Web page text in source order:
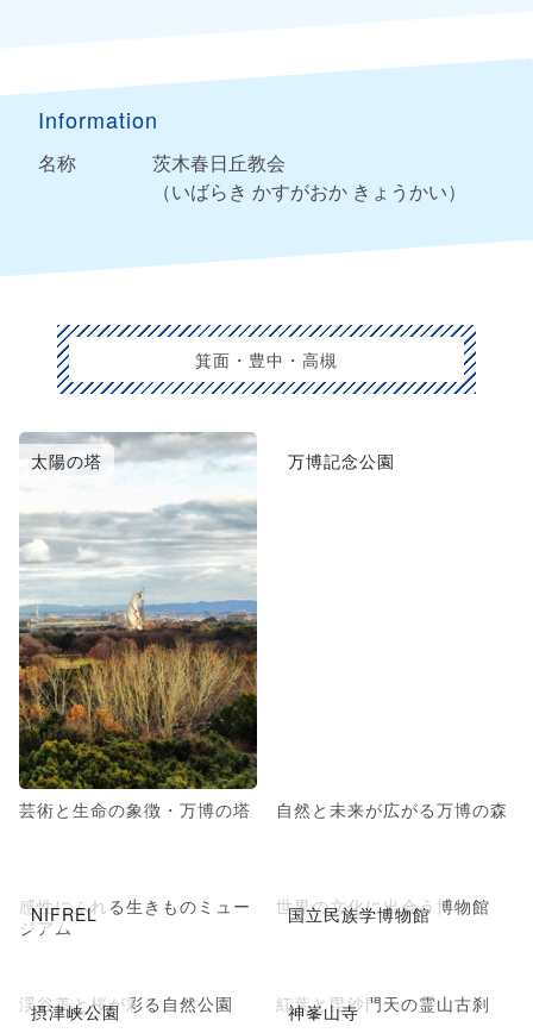
Information
名称
茨木春日丘教会
（いばらき かすがおか きょうかい）
箕面・豊中・高槻
太陽の塔
芸術と生命の象徴・万博の塔
万博記念公園
自然と未来が広がる万博の森
NIFREL
感性にふれる生きものミュー
ジアム
国立民族学博物館
世界の文化に出会う博物館
摂津峡公園
渓谷美と桜が彩る自然公園 神峯山寺
紅葉と毘沙門天の霊山古刹